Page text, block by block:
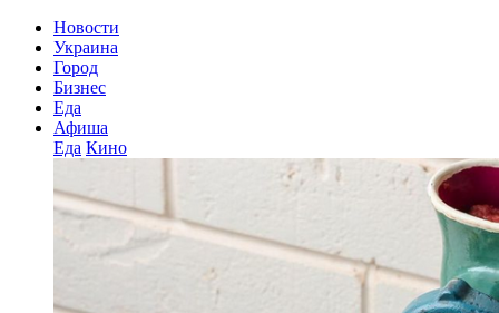
Новости
Украина
Город
Бизнес
Еда
Афиша
Еда Кино